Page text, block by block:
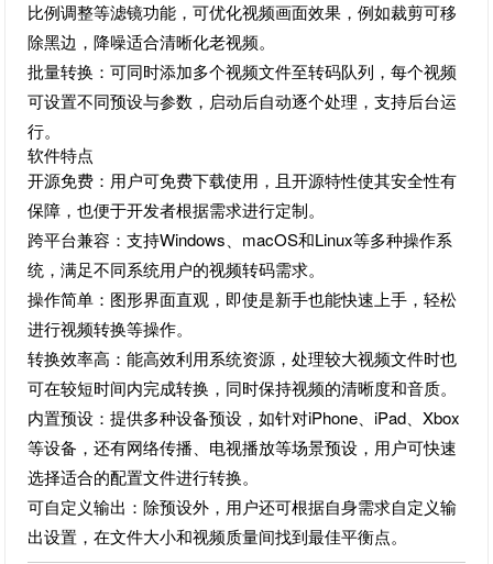
比例调整等滤镜功能，可优化视频画面效果，例如裁剪可移
除黑边，降噪适合清晰化老视频。
批量转换：可同时添加多个视频文件至转码队列，每个视频
可设置不同预设与参数，启动后自动逐个处理，支持后台运
行。
软件特点
开源免费：用户可免费下载使用，且开源特性使其安全性有
保障，也便于开发者根据需求进行定制。
跨平台兼容：支持Windows、macOS和Linux等多种操作系
统，满足不同系统用户的视频转码需求。
操作简单：图形界面直观，即使是新手也能快速上手，轻松
进行视频转换等操作。
转换效率高：能高效利用系统资源，处理较大视频文件时也
可在较短时间内完成转换，同时保持视频的清晰度和音质。
内置预设：提供多种设备预设，如针对iPhone、iPad、Xbox
等设备，还有网络传播、电视播放等场景预设，用户可快速
选择适合的配置文件进行转换。
可自定义输出：除预设外，用户还可根据自身需求自定义输
出设置，在文件大小和视频质量间找到最佳平衡点。